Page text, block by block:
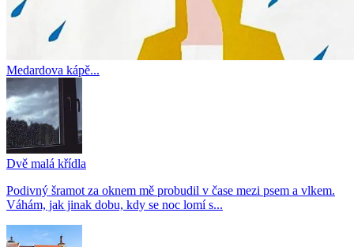
Medardova kápě...
Dvě malá křídla
Podivný šramot za oknem mě probudil v čase mezi psem a vlkem.
Váhám, jak jinak dobu, kdy se noc lomí s...